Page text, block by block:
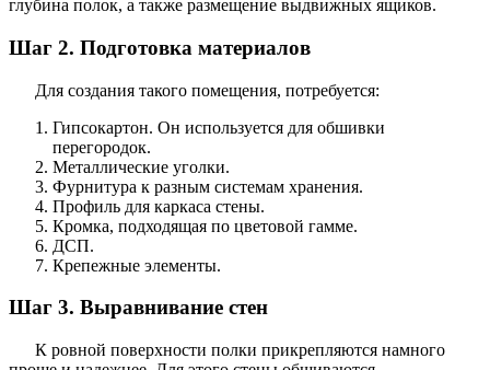
глубина полок, а также размещение выдвижных ящиков.
Шаг 2. Подготовка материалов
Для создания такого помещения, потребуется:
Гипсокартон. Он используется для обшивки
перегородок.
Металлические уголки.
Фурнитура к разным системам хранения.
Профиль для каркаса стены.
Кромка, подходящая по цветовой гамме.
ДСП.
Крепежные элементы.
Шаг 3. Выравнивание стен
К ровной поверхности полки прикрепляются намного